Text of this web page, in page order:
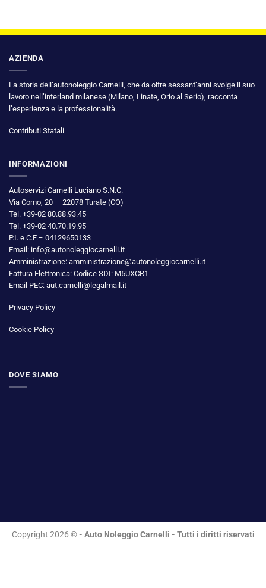
AZIENDA
La storia dell’autonoleggio Carnelli, che da oltre sessant’anni svolge il suo
lavoro nell’interland milanese (Milano, Linate, Orio al Serio), racconta
l’esperienza e la professionalità.
Contributi Statali
INFORMAZIONI
Autoservizi Carnelli Luciano S.N.C.
Via Como, 20 — 22078 Turate (CO)
Tel. +39-02 80.88.93.45
Tel. +39-02 40.70.19.95
P.I. e C.F.– 04129650133
Email: info@autonoleggiocarnelli.it
Amministrazione: amministrazione@autonoleggiocarnelli.it
Fattura Elettronica: Codice SDI: M5UXCR1
Email PEC: aut.carnelli@legalmail.it
Privacy Policy
Cookie Policy
DOVE SIAMO
Copyright 2026 ©- Auto Noleggio Carnelli - Tutti i diritti riservati